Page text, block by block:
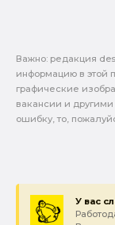
Важно: pедакция
информацию в этой
графические
вакансии и
ошибку, то,
У вас